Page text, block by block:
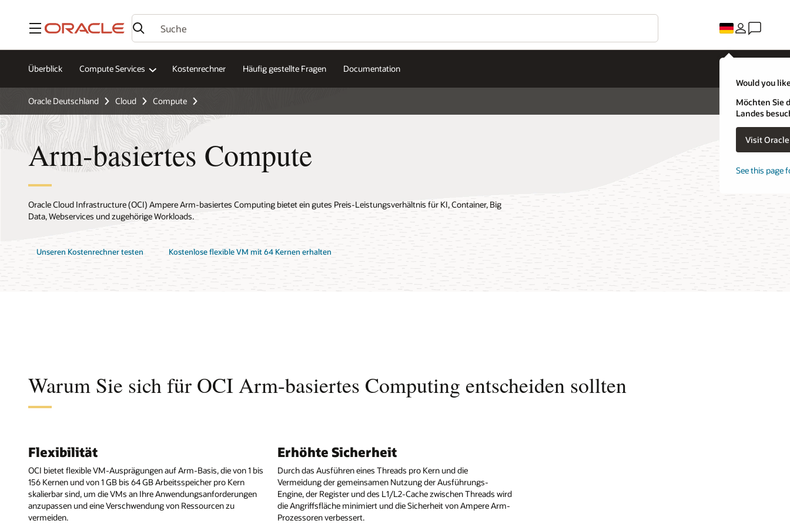
Menü
Would you
Möchten Sie
Landes
Visit
See this page
Überblick Compute Services Kostenrechner Häufig gestellte Fragen Documentation
Oracle Deutschland Cloud Compute
Arm-basiertes Compute
Oracle Cloud Infrastructure (OCI) Ampere Arm-basiertes Computing bietet ein gutes Preis-Leistungsverhältnis für KI, Container, Big
Data, Webservices und zugehörige Workloads.
Unseren Kostenrechner testen Kostenlose flexible VM mit 64 Kernen erhalten
Warum Sie sich für OCI Arm-basiertes Computing entscheiden sollten
Flexibilität
OCI bietet flexible VM-Ausprägungen auf Arm-Basis, die von 1 bis
156 Kernen und von 1 GB bis 64 GB Arbeitsspeicher pro Kern
skalierbar sind, um die VMs an Ihre Anwendungsanforderungen
anzupassen und eine Verschwendung von Ressourcen zu
vermeiden.
Erhöhte Sicherheit
Durch das Ausführen eines Threads pro Kern und die
Vermeidung der gemeinsamen Nutzung der Ausführungs-
Engine, der Register und des L1/L2-Cache zwischen Threads wird
die Angriffsfläche minimiert und die Sicherheit von Ampere Arm-
Prozessoren verbessert.